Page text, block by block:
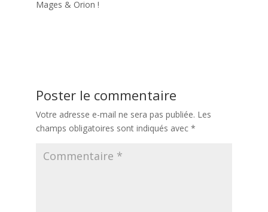
tribunal…
Mages & Orion !
Poster le commentaire
Votre adresse e-mail ne sera pas publiée. Les
champs obligatoires sont indiqués avec *